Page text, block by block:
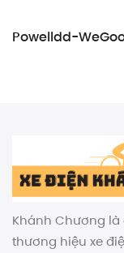
Powelldd-
Khánh Chương
thương hiệu xe